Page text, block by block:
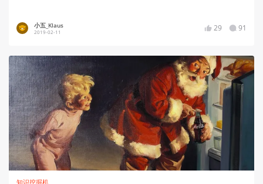
小五_Klaus
2019-02-11 29 91
知识挖掘机